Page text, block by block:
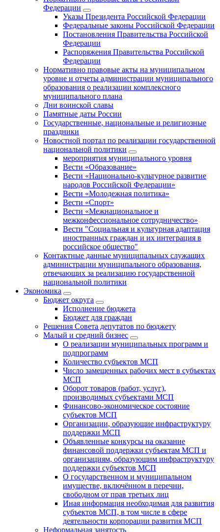
Федерации
Указы Президента Российской Федерации
Федеральные законы Российской Федерации
Постановления Правительства Российской
Федерации
Распоряжения Правительства Российской
Федерации
Нормативно правовые акты на муниципальном
уровне и отчеты администрации муниципального
образования о реализации комплексного
муниципального плана
Дни воинской славы
Памятные даты России
Государственные, национальные и религиозные
праздники
Новостной портал по реализации государственной
национальной политики
мероприятия муниципального уровня
Вести «Образование»
Вести «Национально-культурное развитие
народов Российской Федерации»
Вести «Молодежная политика»
Вести «Спорт»
Вести «Межнациональное и
межконфессиональное сотрудничество»
Вести "Социальная и культурная адаптация
иностранных граждан и их интеграция в
российское общество"
Контактные данные муниципальных служащих
администрации муниципального образования,
отвечающих за реализацию государственной
национальной политики
Экономика
Бюджет округa
Исполнение бюджета
Бюджет для граждан
Решения Совета депутатов по бюджету
Малый и средний бизнес
О реализации муниципальных программ и
подпрограмм
Количество субъектов МСП
Число замещенных рабочих мест в субъектах
МСП
Оборот товаров (работ, услуг),
производимых субъектами МСП
Финансово-экономическое состояние
субъектов МСП
Организации, образующие инфраструктуру
поддержки МСП
Объявленные конкурсы на оказание
финансовой поддержки субъектам МСП и
организациям, образующим инфраструктуру
поддержки субъектов МСП
О государственном и муниципальном
имуществе, включённом в перечни,
свободном от прав третьих лиц
Иная информация необходимая для развития
субъектов МСП, в том числе в сфере
деятельности корпорации развития МСП
Неформальная занятость